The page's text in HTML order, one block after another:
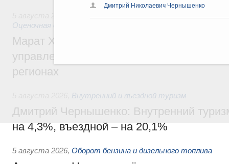
Дмитрий Николаевич Чернышенко
Оценочная деятельность
Марат Хуснуллин: По решению
управление «ДОМ.РФ» перейдёт более
регионах
Внутренний и въездной туризм
Дмитрий Чернышенко: Внутренний
на 4,3%, въездной – на 20,1%
5 августа 2026, Оборот бензина и дизельного топлива